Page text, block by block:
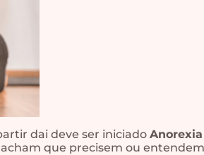
dai deve ser iniciado
que precisem ou